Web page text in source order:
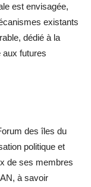
est envisagée,
existants
dédié à la
aux futures
des îles du
politique et
de ses membres
à savoir